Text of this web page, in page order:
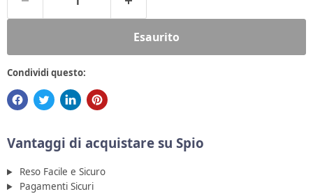
Esaurito
Condividi questo:
Vantaggi di acquistare su Spio
Reso Facile e Sicuro
Pagamenti Sicuri